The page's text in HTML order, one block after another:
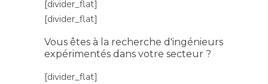
[divider_flat]
[divider_flat]
Vous êtes à la recherche d'ingénieurs
expérimentés dans votre secteur ?
[divider_flat]